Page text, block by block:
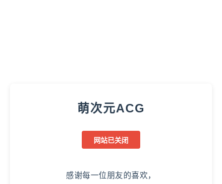
萌次元ACG
网站已关闭
感谢每一位朋友的喜欢，